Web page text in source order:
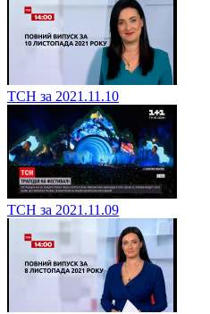
ТСН за 2021.11.10
ТСН за 2021.11.09